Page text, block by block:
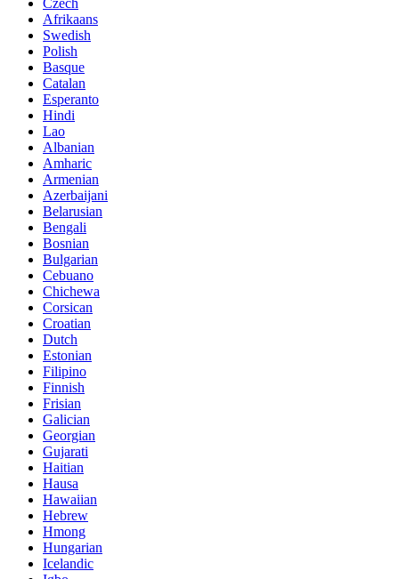
Czech
Afrikaans
Swedish
Polish
Basque
Catalan
Esperanto
Hindi
Lao
Albanian
Amharic
Armenian
Azerbaijani
Belarusian
Bengali
Bosnian
Bulgarian
Cebuano
Chichewa
Corsican
Croatian
Dutch
Estonian
Filipino
Finnish
Frisian
Galician
Georgian
Gujarati
Haitian
Hausa
Hawaiian
Hebrew
Hmong
Hungarian
Icelandic